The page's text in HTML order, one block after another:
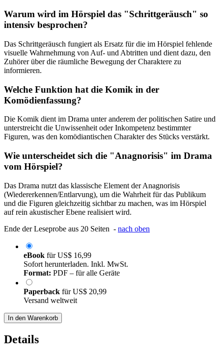
Warum wird im Hörspiel das "Schrittgeräusch" so
intensiv besprochen?
Das Schrittgeräusch fungiert als Ersatz für die im Hörspiel fehlende
visuelle Wahrnehmung von Auf- und Abtritten und dient dazu, den
Zuhörer über die räumliche Bewegung der Charaktere zu
informieren.
Welche Funktion hat die Komik in der
Komödienfassung?
Die Komik dient im Drama unter anderem der politischen Satire und
unterstreicht die Unwissenheit oder Inkompetenz bestimmter
Figuren, was den komödiantischen Charakter des Stücks verstärkt.
Wie unterscheidet sich die "Anagnorisis" im Drama
vom Hörspiel?
Das Drama nutzt das klassische Element der Anagnorisis
(Wiedererkennen/Entlarvung), um die Wahrheit für das Publikum
und die Figuren gleichzeitig sichtbar zu machen, was im Hörspiel
auf rein akustischer Ebene realisiert wird.
Ende der Leseprobe aus 20 Seiten - nach oben
eBook fürUS$ 16,99
Sofort herunterladen. Inkl. MwSt.
Format: PDF – für alle Geräte
Paperback fürUS$ 20,99
Versand weltweit
In den Warenkorb
Details